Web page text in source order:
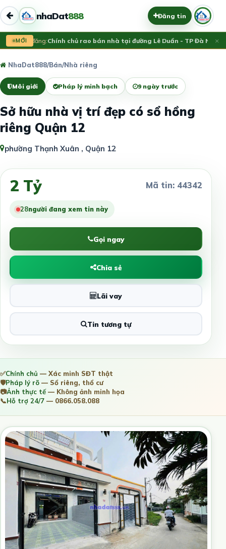
nhaDat888 Đăng tin
MỚI
Vừa đăng:Chính chủ rao bán nhà tại đường Lê Duẩn - TP Đà Nẵng;
×
NhaDat888/Bán/Nhà riêng
Môi giới Pháp lý minh bạch 9 ngày trước
Sở hữu nhà vị trí đẹp có sổ hồng
riêng Quận 12
phường Thạnh Xuân , Quận 12
2 Tỷ Mã tin: 44342
28người đang xem tin này
Gọi ngay
Chia sẻ
Lãi vay
Tin tương tự
✅Chính chủ — Xác minh SĐT thật
🛡️Pháp lý rõ — Sổ riêng, thổ cư
📷Ảnh thực tế— Không ảnh minh họa
📞Hỗ trợ 24/7 — 0866.058.088